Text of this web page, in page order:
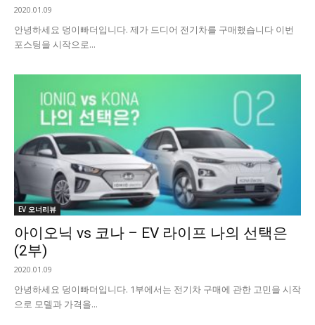
2020.01.09
안녕하세요 덩이빠더입니다. 제가 드디어 전기차를 구매했습니다 이번
포스팅을 시작으로...
EV 오너리뷰
아이오닉 vs 코나 – EV 라이프 나의 선택은
(2부)
2020.01.09
안녕하세요 덩이빠더입니다. 1부에서는 전기차 구매에 관한 고민을 시작
으로 모델과 가격을...